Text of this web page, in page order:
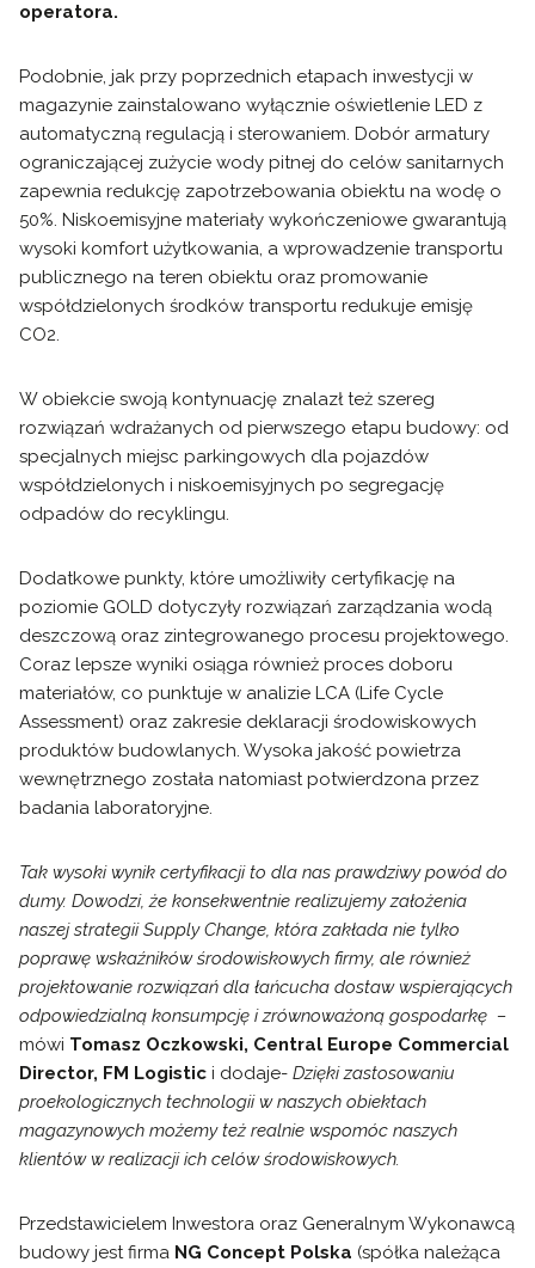
operatora.
Podobnie, jak przy poprzednich etapach inwestycji w
magazynie zainstalowano wyłącznie oświetlenie LED z
automatyczną regulacją i sterowaniem. Dobór armatury
ograniczającej zużycie wody pitnej do celów sanitarnych
zapewnia redukcję zapotrzebowania obiektu na wodę o
50%. Niskoemisyjne materiały wykończeniowe gwarantują
wysoki komfort użytkowania, a wprowadzenie transportu
publicznego na teren obiektu oraz promowanie
współdzielonych środków transportu redukuje emisję
CO2.
W obiekcie swoją kontynuację znalazł też szereg
rozwiązań wdrażanych od pierwszego etapu budowy: od
specjalnych miejsc parkingowych dla pojazdów
współdzielonych i niskoemisyjnych po segregację
odpadów do recyklingu.
Dodatkowe punkty, które umożliwiły certyfikację na
poziomie GOLD dotyczyły rozwiązań zarządzania wodą
deszczową oraz zintegrowanego procesu projektowego.
Coraz lepsze wyniki osiąga również proces doboru
materiałów, co punktuje w analizie LCA (Life Cycle
Assessment) oraz zakresie deklaracji środowiskowych
produktów budowlanych. Wysoka jakość powietrza
wewnętrznego została natomiast potwierdzona przez
badania laboratoryjne.
Tak wysoki wynik certyfikacji to dla nas prawdziwy powód do
dumy. Dowodzi, że konsekwentnie realizujemy założenia
naszej strategii Supply Change, która zakłada nie tylko
poprawę wskaźników środowiskowych firmy, ale również
projektowanie rozwiązań dla łańcucha dostaw wspierających
odpowiedzialną konsumpcję i zrównoważoną gospodarkę –
mówi Tomasz Oczkowski, Central Europe Commercial
Director, FM Logistic i dodaje- Dzięki zastosowaniu
proekologicznych technologii w naszych obiektach
magazynowych możemy też realnie wspomóc naszych
klientów w realizacji ich celów środowiskowych.
Przedstawicielem Inwestora oraz Generalnym Wykonawcą
budowy jest firma NG Concept Polska (spółka należąca